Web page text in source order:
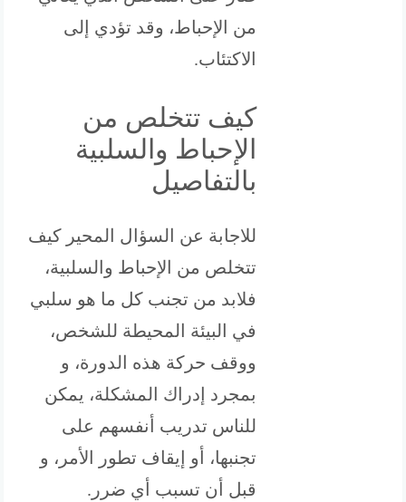
من الإحباط، وقد تؤدي إلى
الاكتئاب.
كيف تتخلص من
الإحباط والسلبية
بالتفاصيل
للاجابة عن السؤال المحير كيف
تتخلص من الإحباط والسلبية،
فلابد من تجنب كل ما هو سلبي
في البيئة المحيطة للشخص،
ووقف حركة هذه الدورة، و
بمجرد إدراك المشكلة، يمكن
للناس تدريب أنفسهم على
تجنبها، أو إيقاف تطور الأمر، و
قبل أن تسبب أي ضرر.